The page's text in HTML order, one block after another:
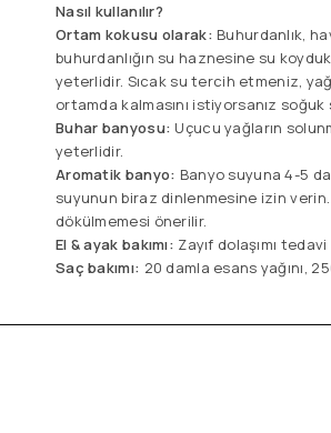
Nasıl kullanılır?
Ortam kokusu olarak: Buhurdanlık,
buhurdanlığın su haznesine su
yeterlidir. Sıcak su tercih etmeniz,
ortamda kalmasını istiyorsanız
Buhar banyosu: Uçucu yağların
yeterlidir.
Aromatik banyo: Banyo suyuna 4-5
suyunun biraz dinlenmesine izin verin.
dökülmemesi önerilir.
El & ayak bakımı: Zayıf dolaşımı
Saç bakımı: 20 damla esans yağını,